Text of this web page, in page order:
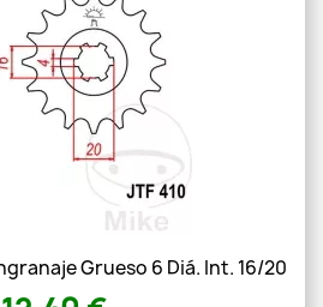
Grueso 6 Diá. Int. 16/20